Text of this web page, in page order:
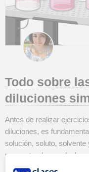
Todo sobre
diluciones
Antes de realizar
diluciones, es
solución, soluto,
para entender y calcular
Definiciones principales